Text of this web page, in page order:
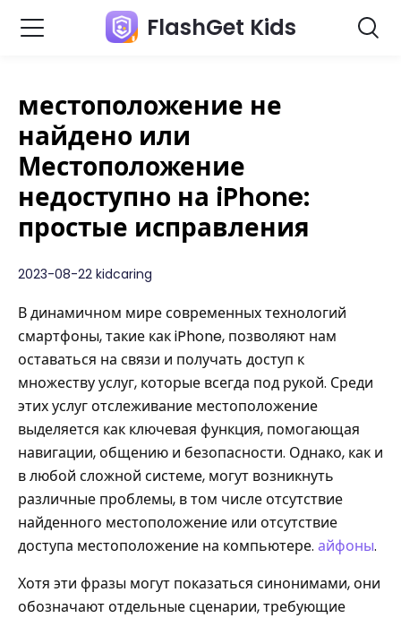
FlashGet Kids
местоположение не
найдено или
Местоположение
недоступно на iPhone:
простые исправления
2023-08-22 kidcaring
В динамичном мире современных технологий
смартфоны, такие как iPhone, позволяют нам
оставаться на связи и получать доступ к
множеству услуг, которые всегда под рукой. Среди
этих услуг отслеживание местоположение
выделяется как ключевая функция, помогающая
навигации, общению и безопасности. Однако, как и
в любой сложной системе, могут возникнуть
различные проблемы, в том числе отсутствие
найденного местоположение или отсутствие
доступа местоположение на компьютере. айфоны.
Хотя эти фразы могут показаться синонимами, они
обозначают отдельные сценарии, требующие